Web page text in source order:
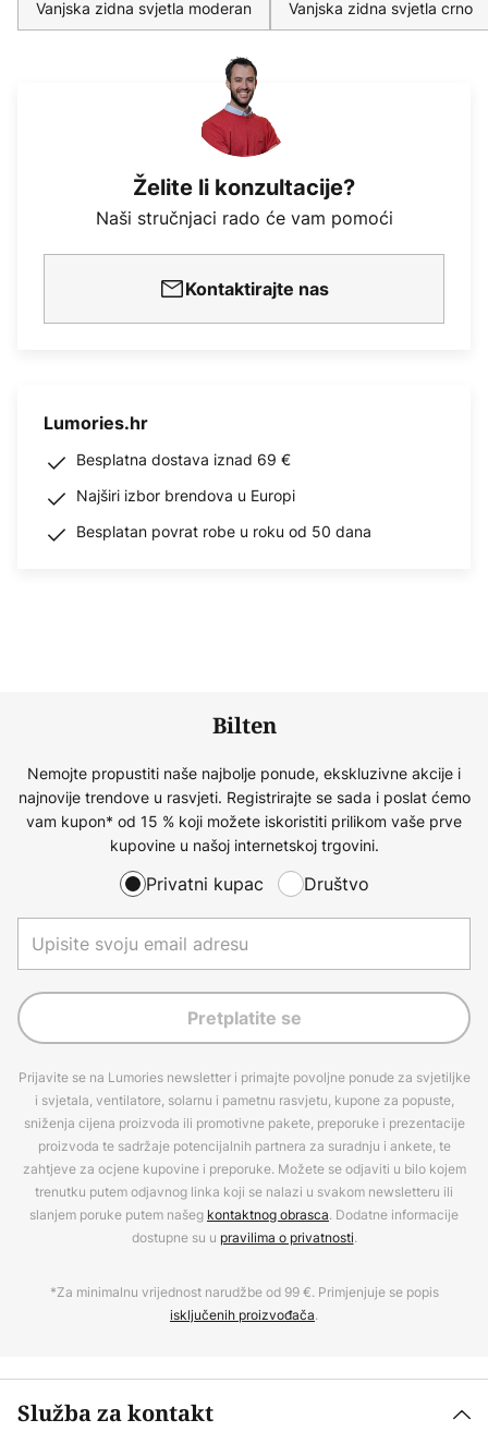
Vanjska zidna svjetla moderan Vanjska zidna svjetla crno
Želite li konzultacije?
Naši stručnjaci rado će vam pomoći
Kontaktirajte nas
Lumories.hr
Besplatna dostava iznad 69 €
Najširi izbor brendova u Europi
Besplatan povrat robe u roku od 50 dana
Bilten
Nemojte propustiti naše najbolje ponude, ekskluzivne akcije i
najnovije trendove u rasvjeti. Registrirajte se sada i poslat ćemo
vam kupon* od 15 % koji možete iskoristiti prilikom vaše prve
kupovine u našoj internetskoj trgovini.
Privatni kupac Društvo
Pretplatite se
Prijavite se na Lumories newsletter i primajte povoljne ponude za svjetiljke
i svjetala, ventilatore, solarnu i pametnu rasvjetu, kupone za popuste,
sniženja cijena proizvoda ili promotivne pakete, preporuke i prezentacije
proizvoda te sadržaje potencijalnih partnera za suradnju i ankete, te
zahtjeve za ocjene kupovine i preporuke. Možete se odjaviti u bilo kojem
trenutku putem odjavnog linka koji se nalazi u svakom newsletteru ili
slanjem poruke putem našeg kontaktnog obrasca. Dodatne informacije
dostupne su u pravilima o privatnosti.
*Za minimalnu vrijednost narudžbe od 99 €. Primjenjuje se popis
isključenih proizvođača.
Služba za kontakt